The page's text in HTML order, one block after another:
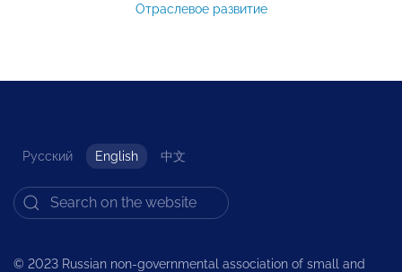
Отраслевое развитие
Русский English 中文
© 2023 Russian non-governmental association of small and